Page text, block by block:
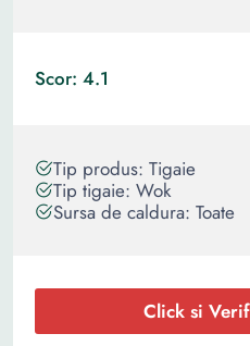
Scor: 4.1
Tip produs: Tigaie
Tip tigaie: Wok
Sursa de caldura: Toate
Click si